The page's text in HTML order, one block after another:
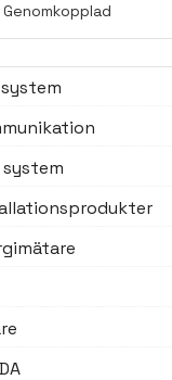
Genomkopplad
system
system